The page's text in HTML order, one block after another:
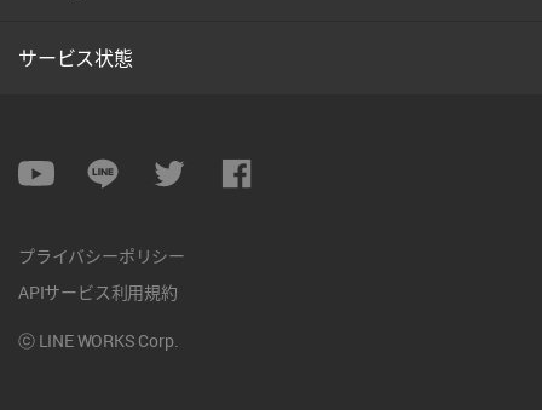
サービス状態
SNS
Youtube LINE Twitter Facebook
및
개
정
プライバシーポリシー
APIサービス利用規約
ⓒ LINE WORKS Corp.